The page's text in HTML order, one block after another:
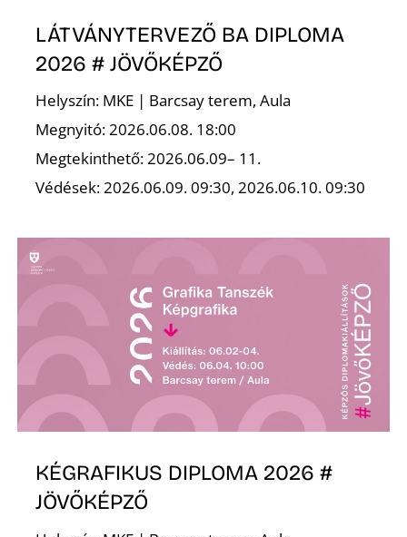
LÁTVÁNYTERVEZŐ BA DIPLOMA
2026 # JÖVŐKÉPZŐ
Helyszín: MKE | Barcsay terem, Aula
Megnyitó: 2026.06.08. 18:00
Megtekinthető: 2026.06.09– 11.
Védések: 2026.06.09. 09:30, 2026.06.10. 09:30
KÉGRAFIKUS DIPLOMA 2026 #
JÖVŐKÉPZŐ